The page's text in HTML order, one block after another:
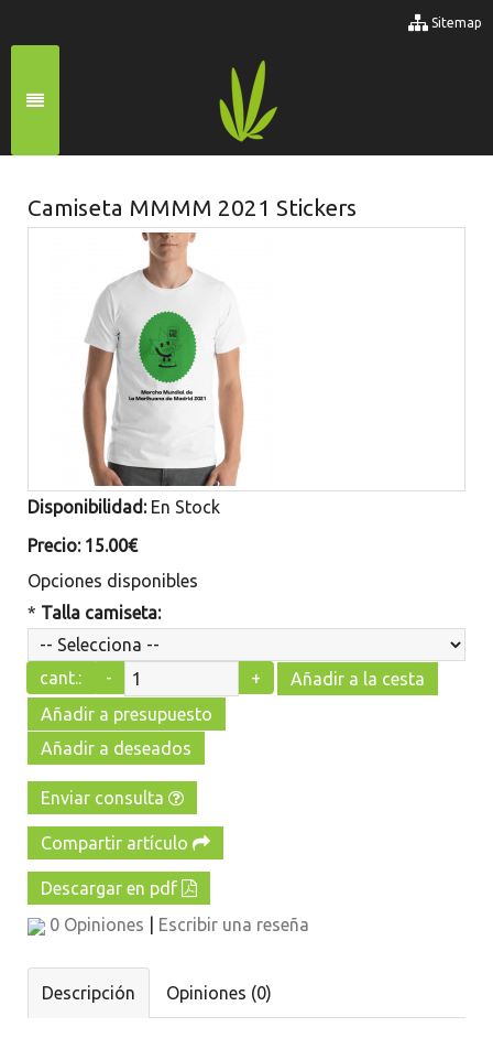
Sitemap
Camiseta MMMM 2021 Stickers
Disponibilidad: En Stock
Precio: 15.00€
Opciones disponibles
* Talla camiseta:
cant.: - +
Añadir a la cesta
Añadir a presupuesto
Añadir a deseados
Enviar consulta
Compartir artículo
Descargar en pdf
0 Opiniones
Escribir una reseña
Descripción Opiniones (0)